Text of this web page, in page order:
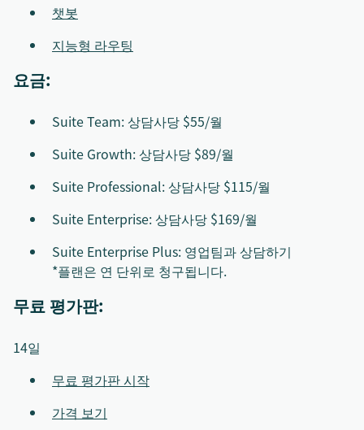
챗봇
지능형 라우팅
요금:
Suite Team: 상담사당 $55/월
Suite Growth: 상담사당 $89/월
Suite Professional: 상담사당 $115/월
Suite Enterprise: 상담사당 $169/월
Suite Enterprise Plus: 영업팀과 상담하기
*플랜은 연 단위로 청구됩니다.
무료 평가판:
14일
무료 평가판 시작
가격 보기